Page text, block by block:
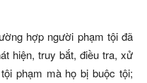
hợp người phạm tội đã
hiện, truy bắt, điều tra, xử
phạm mà họ bị buộc tội;